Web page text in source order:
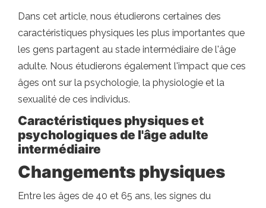
Dans cet article, nous étudierons certaines des
caractéristiques physiques les plus importantes que
les gens partagent au stade intermédiaire de l'âge
adulte. Nous étudierons également l'impact que ces
âges ont sur la psychologie, la physiologie et la
sexualité de ces individus.
Caractéristiques physiques et
psychologiques de l'âge adulte
intermédiaire
Changements physiques
Entre les âges de 40 et 65 ans, les signes du